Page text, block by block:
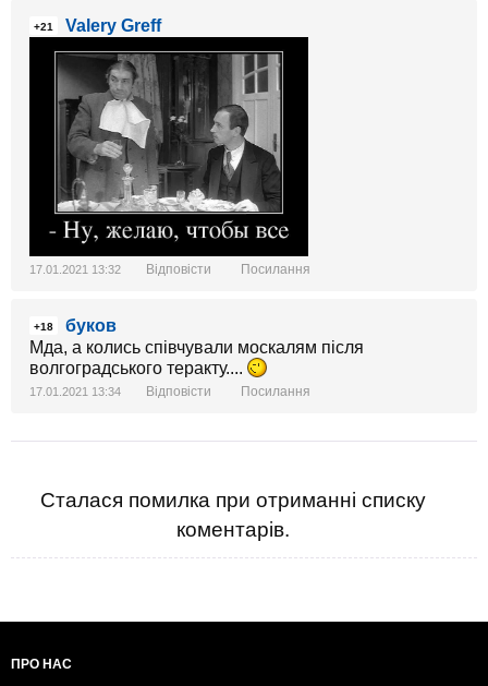
+21 Valery Greff
17.01.2021 13:32 Відповісти Посилання
+18
буков
Мда, а колись співчували москалям після
волгоградського теракту....
17.01.2021 13:34 Відповісти Посилання
Сталася помилка при отриманні списку
коментарів.
ПРО НАС